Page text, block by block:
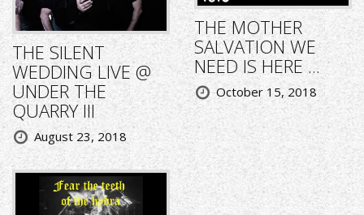
THE SILENT
WEDDING LIVE @
UNDER THE
QUARRY III
August 23, 2018
THE MOTHER
SALVATION WE
NEED IS HERE ...
October 15, 2018